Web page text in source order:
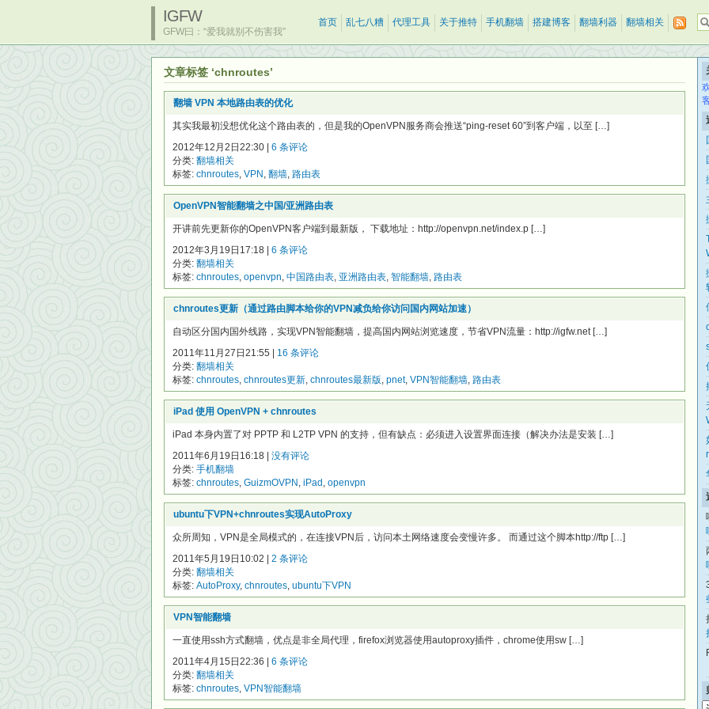
IGFW
GFW曰：“爱我就别不伤害我”
首页 乱七八糟 代理工具 关于推特 手机翻墙 搭建博客 翻墙利器 翻墙相关
文章标签 ‘chnroutes’
翻墙 VPN 本地路由表的优化
其实我最初没想优化这个路由表的，但是我的OpenVPN服务商会推送“ping-reset 60”到客户端，以至 […]
2012年12月2日22:30 | 6 条评论
分类: 翻墙相关
标签: chnroutes, VPN , 翻墙, 路由表
OpenVPN智能翻墙之中国/亚洲路由表
开讲前先更新你的OpenVPN客户端到最新版， 下载地址：http://openvpn.net/index.p […]
2012年3月19日17:18 | 6 条评论
分类: 翻墙相关
标签: chnroutes, openvpn, 中国路由表, 亚洲路由表, 智能翻墙, 路由表
chnroutes更新（通过路由脚本给你的VPN减负给你访问国内网站加速）
自动区分国内国外线路，实现VPN智能翻墙，提高国内网站浏览速度，节省VPN流量：http://igfw.net […]
2011年11月27日21:55 | 16 条评论
分类: 翻墙相关
标签: chnroutes, chnroutes更新, chnroutes最新版, pnet, VPN智能翻墙, 路由表
iPad 使用 OpenVPN + chnroutes
iPad 本身内置了对 PPTP 和 L2TP VPN 的支持，但有缺点：必须进入设置界面连接（解决办法是安装 […]
2011年6月19日16:18 | 没有评论
分类: 手机翻墙
标签: chnroutes, GuizmOVPN , iPad , openvpn
ubuntu下VPN+chnroutes实现AutoProxy
众所周知，VPN是全局模式的，在连接VPN后，访问本土网络速度会变慢许多。 而通过这个脚本http://ftp […]
2011年5月19日10:02 | 2 条评论
分类: 翻墙相关
标签: AutoProxy, chnroutes, ubuntu下VPN
VPN智能翻墙
一直使用ssh方式翻墙，优点是非全局代理，firefox浏览器使用autoproxy插件，chrome使用sw […]
2011年4月15日22:36 | 6 条评论
分类: 翻墙相关
标签: chnroutes, VPN智能翻墙